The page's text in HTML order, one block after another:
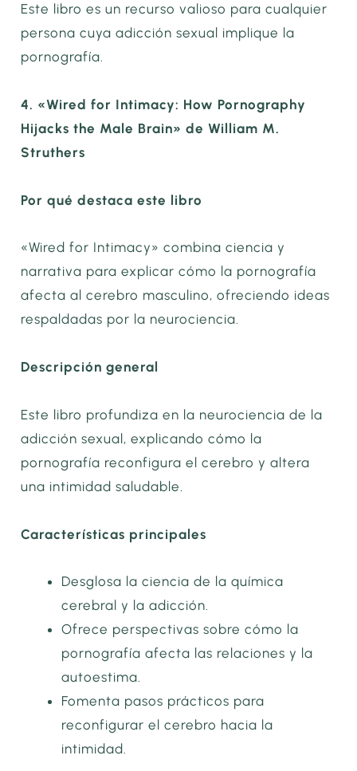
Este libro es un recurso valioso para cualquier
persona cuya adicción sexual implique la
pornografía.
4. «Wired for Intimacy: How Pornography
Hijacks the Male Brain» de William M.
Struthers
Por qué destaca este libro
«Wired for Intimacy» combina ciencia y
narrativa para explicar cómo la pornografía
afecta al cerebro masculino, ofreciendo ideas
respaldadas por la neurociencia.
Descripción general
Este libro profundiza en la neurociencia de la
adicción sexual, explicando cómo la
pornografía reconfigura el cerebro y altera
una intimidad saludable.
Características principales
Desglosa la ciencia de la química
cerebral y la adicción.
Ofrece perspectivas sobre cómo la
pornografía afecta las relaciones y la
autoestima.
Fomenta pasos prácticos para
reconfigurar el cerebro hacia la
intimidad.